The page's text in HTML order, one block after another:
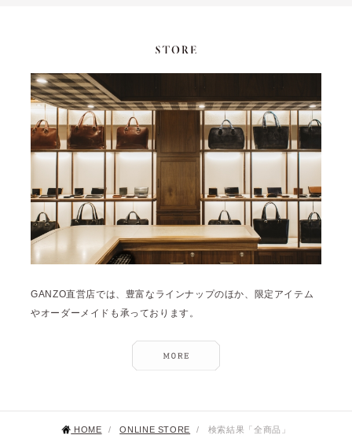
GANZO直営店では、豊富なラインナップのほか、限定アイテム
やオーダーメイドも承っております。
HOME / ONLINE STORE / 検索結果「全商品」